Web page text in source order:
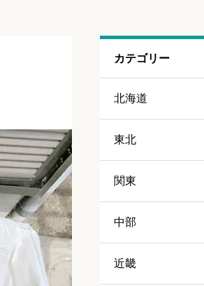
カテゴリー
北海道
東北
青森
岩手
宮城
関東
栃木
群馬
中部
静岡
近畿